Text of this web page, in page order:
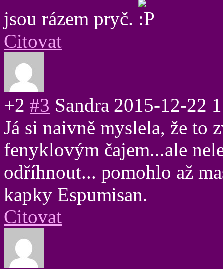
jsou rázem pryč.
Citovat
+2 #3 Sandra 2015-12-22
Já si naivně myslela, že to
fenyklovým čajem...ale
odříhnout... pomohlo až
kapky Espumisan.
Citovat